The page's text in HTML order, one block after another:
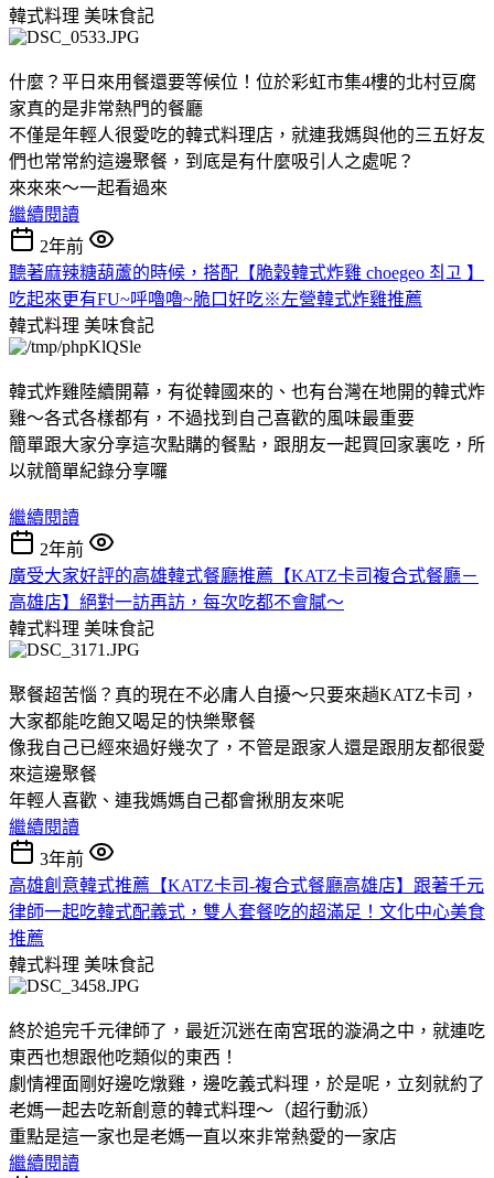
韓式料理 美味食記
什麼？平日來用餐還要等候位！位於彩虹市集4樓的北村豆腐
家真的是非常熱門的餐廳
不僅是年輕人很愛吃的韓式料理店，就連我媽與他的三五好友
們也常常約這邊聚餐，到底是有什麼吸引人之處呢？
來來來～一起看過來
繼續閱讀
2年前
聽著麻辣糖葫蘆的時候，搭配【脆穀韓式炸雞 choegeo 최고 】
吃起來更有FU~呼嚕嚕~脆口好吃※左營韓式炸雞推薦
韓式料理 美味食記
韓式炸雞陸續開幕，有從韓國來的、也有台灣在地開的韓式炸
雞～各式各樣都有，不過找到自己喜歡的風味最重要
簡單跟大家分享這次點購的餐點，跟朋友一起買回家裏吃，所
以就簡單紀錄分享囉
繼續閱讀
2年前
廣受大家好評的高雄韓式餐廳推薦【KATZ卡司複合式餐廳－
高雄店】絕對一訪再訪，每次吃都不會膩～
韓式料理 美味食記
聚餐超苦惱？真的現在不必庸人自擾～只要來趟KATZ卡司，
大家都能吃飽又喝足的快樂聚餐
像我自己已經來過好幾次了，不管是跟家人還是跟朋友都很愛
來這邊聚餐
年輕人喜歡、連我媽媽自己都會揪朋友來呢
繼續閱讀
3年前
高雄創意韓式推薦【KATZ卡司-複合式餐廳高雄店】跟著千元
律師一起吃韓式配義式，雙人套餐吃的超滿足！文化中心美食
推薦
韓式料理 美味食記
終於追完千元律師了，最近沉迷在南宮珉的漩渦之中，就連吃
東西也想跟他吃類似的東西！
劇情裡面剛好邊吃燉雞，邊吃義式料理，於是呢，立刻就約了
老媽一起去吃新創意的韓式料理～（超行動派）
重點是這一家也是老媽一直以來非常熱愛的一家店
繼續閱讀